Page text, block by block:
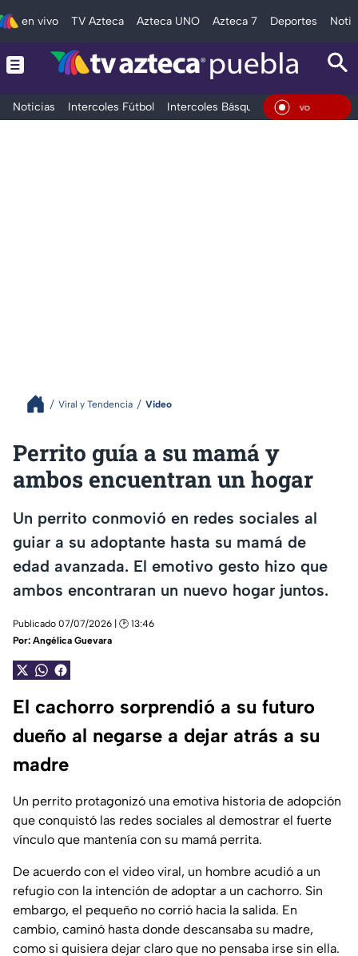
en vivo TV Azteca Azteca UNO Azteca 7 Deportes
Noticias Intercoles Fútbol Intercoles Básquetbol Deportes
En Vivo
Viral y Tendencia Video
Perrito guía a su mamá y
ambos encuentran un hogar
Un perrito conmovió en redes sociales al
guiar a su adoptante hasta su mamá de
edad avanzada. El emotivo gesto hizo que
ambos encontraran un nuevo hogar juntos.
Publicado 07/07/2026 | 🕑 13:46
Por: Angélica Guevara
El cachorro sorprendió a su futuro
dueño al negarse a dejar atrás a su
madre
Un perrito protagonizó una emotiva historia de adopción
que conquistó las redes sociales al demostrar el fuerte
vínculo que mantenía con su mamá perrita.
De acuerdo con el video viral, un hombre acudió a un
refugio con la intención de adoptar a un cachorro. Sin
embargo, el pequeño no corrió hacia la salida. En
cambio, caminó hasta donde descansaba su madre,
como si quisiera dejar claro que no pensaba irse sin ella.